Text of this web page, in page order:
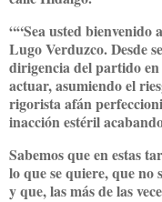
““Sea usted
Lugo Verduzco. Desde
dirigencia del partido
actuar, asumiendo el
rigorista afán
inacción estéril
Sabemos que en estas
lo que se quiere, que no
y que, las más de las